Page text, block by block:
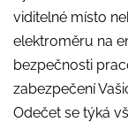
viditelné místo
elektroměru na
bezpečnosti
zabezpečení
Odečet se týká